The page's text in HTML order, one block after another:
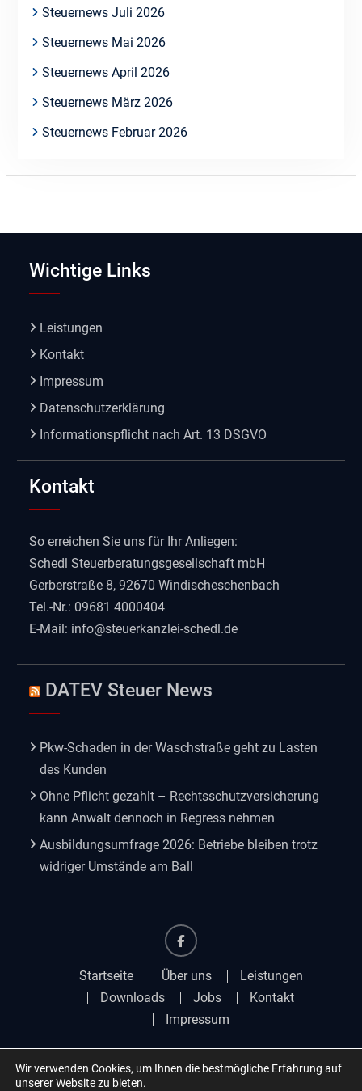
Steuernews Juli 2026
Steuernews Mai 2026
Steuernews April 2026
Steuernews März 2026
Steuernews Februar 2026
Wichtige Links
Leistungen
Kontakt
Impressum
Datenschutzerklärung
Informationspflicht nach Art. 13 DSGVO
Kontakt
So erreichen Sie uns für Ihr Anliegen:
Schedl Steuerberatungsgesellschaft mbH
Gerberstraße 8, 92670 Windischeschenbach
Tel.-Nr.: 09681 4000404
E-Mail: info@steuerkanzlei-schedl.de
DATEV Steuer News
Pkw-Schaden in der Waschstraße geht zu Lasten
des Kunden
Ohne Pflicht gezahlt – Rechtsschutzversicherung
kann Anwalt dennoch in Regress nehmen
Ausbildungsumfrage 2026: Betriebe bleiben trotz
widriger Umstände am Ball
Startseite Über uns
Leistungen
Downloads
Jobs
Kontakt
Impressum
Wir verwenden Cookies, um Ihnen die bestmögliche Erfahrung auf
unserer Website zu bieten.